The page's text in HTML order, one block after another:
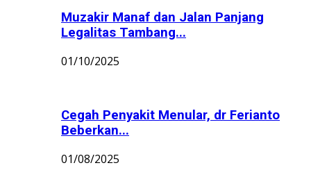
Muzakir Manaf dan Jalan Panjang
Legalitas Tambang...
01/10/2025
Cegah Penyakit Menular, dr Ferianto
Beberkan...
01/08/2025